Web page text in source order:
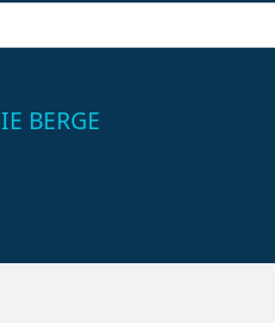
BERGE